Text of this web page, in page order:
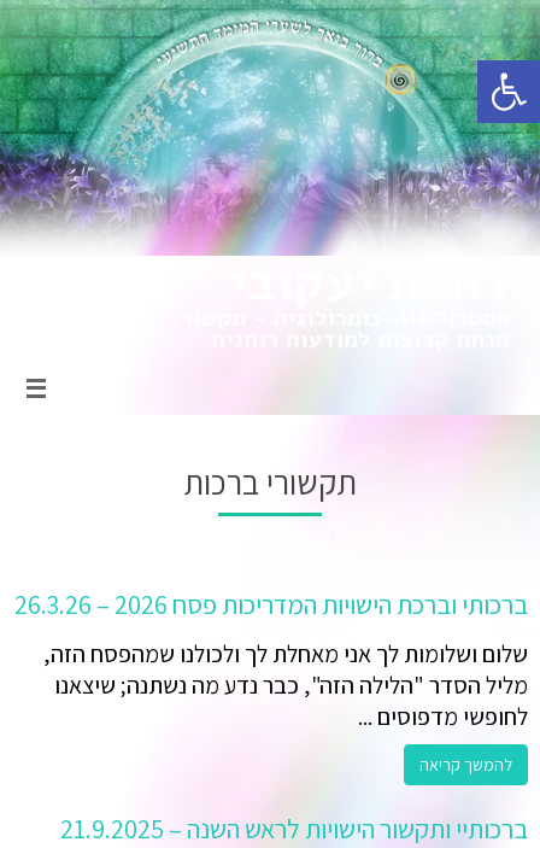
פתח סרגל נגישות
תקשורי ברכות
ברכותי וברכת הישויות המדריכות פסח 2026 – 26.3.26
שלום ושלומות לך אני מאחלת לך ולכולנו שמהפסח הזה,
מליל הסדר "הלילה הזה", כבר נדע מה נשתנה; שיצאנו
לחופשי מדפוסים ...
להמשך קריאה
ברכותיי ותקשור הישויות לראש השנה – 21.9.2025